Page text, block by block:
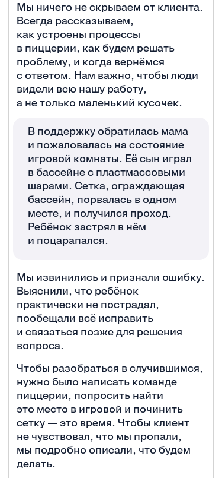
Мы ничего не скрываем от клиента.
Всегда рассказываем,
как устроены процессы
в пиццерии, как будем решать
проблему, и когда вернёмся
с ответом. Нам важно, чтобы люди
видели всю нашу работу,
а не только маленький кусочек.
В поддержку обратилась мама
и пожаловалась на состояние
игровой комнаты. Её сын играл
в бассейне с пластмассовыми
шарами. Сетка, ограждающая
бассейн, порвалась в одном
месте, и получился проход.
Ребёнок застрял в нём
и поцарапался.
Мы извинились и признали ошибку.
Выяснили, что ребёнок
практически не пострадал,
пообещали всё исправить
и связаться позже для решения
вопроса.
Чтобы разобраться в случившимся,
нужно было написать команде
пиццерии, попросить найти
это место в игровой и починить
сетку — это время. Чтобы клиент
не чувствовал, что мы пропали,
мы подробно описали, что будем
делать.